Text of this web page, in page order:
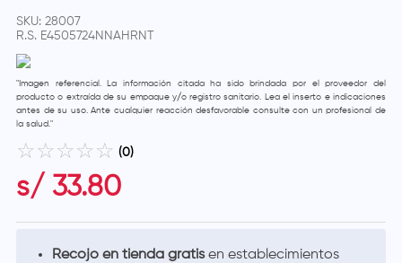
SKU: 28007
R.S. E4505724NNAHRNT
"Imagen referencial. La información citada ha sido brindada por el proveedor del
producto o extraída de su empaque y/o registro sanitario. Lea el inserto e indicaciones
antes de su uso. Ante cualquier reacción desfavorable consulte con un profesional de
la salud."
☆ ☆ ☆ ☆ ☆ (0)
s/ 33.80
Recojo en tienda gratisen establecimientos